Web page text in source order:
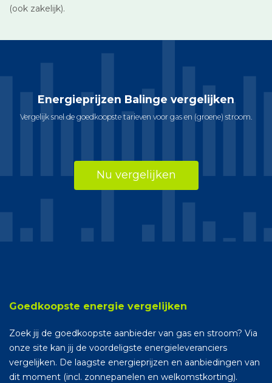
(ook zakelijk).
Energieprijzen Balinge vergelijken
Vergelijk snel de goedkoopste tarieven voor gas en (groene) stroom.
Nu vergelijken
Goedkoopste energie vergelijken
Zoek jij de goedkoopste aanbieder van gas en stroom? Via
onze site kan jij de voordeligste energieleveranciers
vergelijken. De laagste energieprijzen en aanbiedingen van
dit moment (incl. zonnepanelen en welkomstkorting).